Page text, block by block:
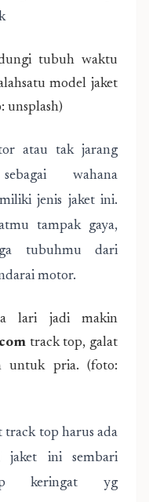
tubuh waktu
model jaket
unsplash)
atau tak jarang
wahana
jenis jaket ini.
tampak gaya,
tubuhmu dari
motor.
lari jadi makin
track top, galat
untuk pria. (foto:
track top harus ada
jaket ini sembari
keringat yg